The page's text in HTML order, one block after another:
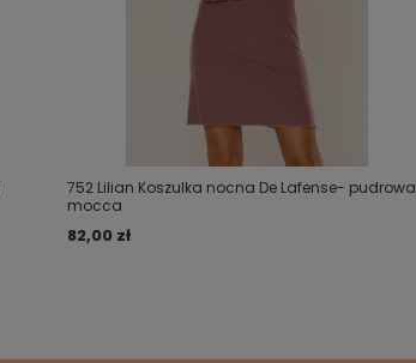
752 Lilian Koszulka nocna De Lafense- pudrowa
mocca
82,00 zł